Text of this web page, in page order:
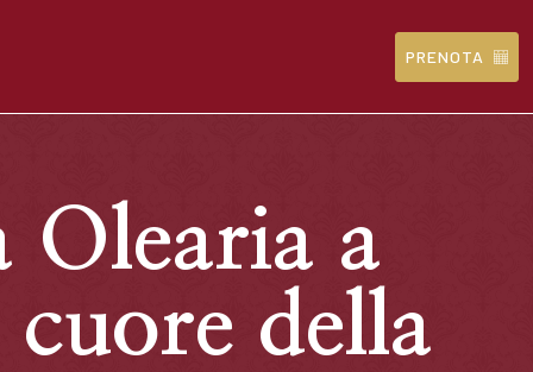
PRENOTA
Olearia a
cuore della